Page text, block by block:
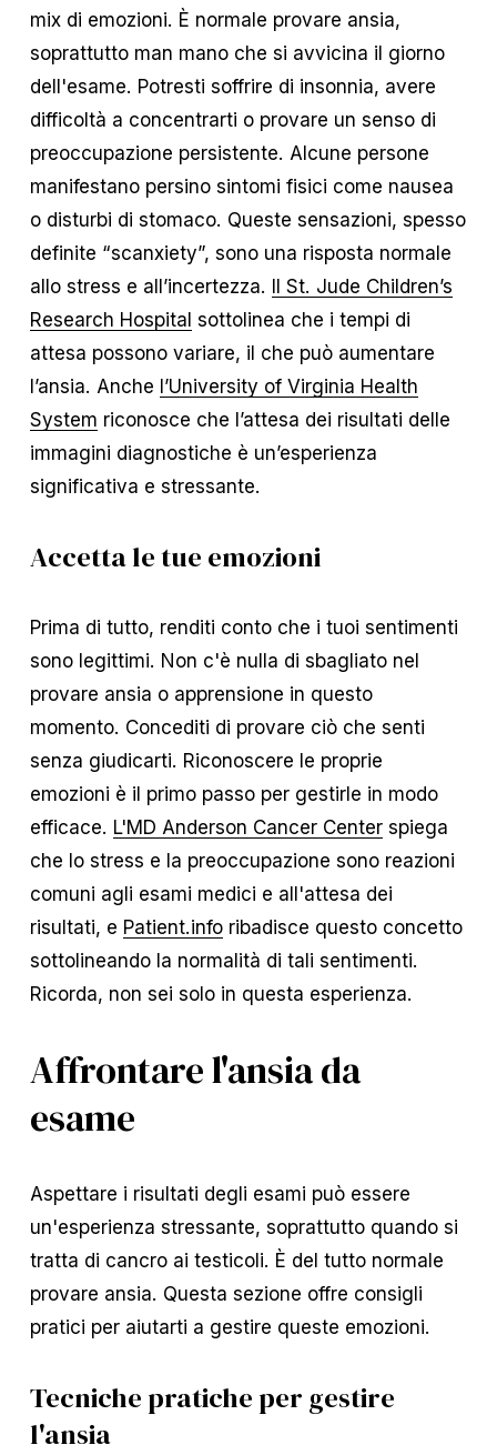
mix di emozioni. È normale provare ansia,
soprattutto man mano che si avvicina il giorno
dell'esame. Potresti soffrire di insonnia, avere
difficoltà a concentrarti o provare un senso di
preoccupazione persistente. Alcune persone
manifestano persino sintomi fisici come nausea
o disturbi di stomaco. Queste sensazioni, spesso
definite “scanxiety”, sono una risposta normale
allo stress e all’incertezza. Il St. Jude Children’s
Research Hospital sottolinea che i tempi di
attesa possono variare, il che può aumentare
l’ansia. Anche l’University of Virginia Health
System riconosce che l’attesa dei risultati delle
immagini diagnostiche è un’esperienza
significativa e stressante.
Accetta le tue emozioni
Prima di tutto, renditi conto che i tuoi sentimenti
sono legittimi. Non c'è nulla di sbagliato nel
provare ansia o apprensione in questo
momento. Concediti di provare ciò che senti
senza giudicarti. Riconoscere le proprie
emozioni è il primo passo per gestirle in modo
efficace. L'MD Anderson Cancer Centerspiega
che lo stress e la preoccupazione sono reazioni
comuni agli esami medici e all'attesa dei
risultati, e Patient.inforibadisce questo concetto
sottolineando la normalità di tali sentimenti.
Ricorda, non sei solo in questa esperienza.
Affrontare l'ansia da
esame
Aspettare i risultati degli esami può essere
un'esperienza stressante, soprattutto quando si
tratta di cancro ai testicoli. È del tutto normale
provare ansia. Questa sezione offre consigli
pratici per aiutarti a gestire queste emozioni.
Tecniche pratiche per gestire
l'ansia